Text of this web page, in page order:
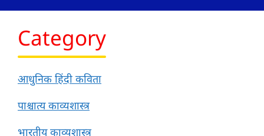
Category
आधुनिक हिंदी कविता
पाश्चात्य काव्यशास्त्र